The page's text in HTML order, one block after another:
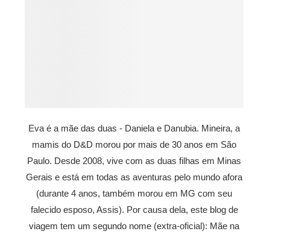
Eva é a mãe das duas - Daniela e Danubia. Mineira, a
mamis do D&D morou por mais de 30 anos em São
Paulo. Desde 2008, vive com as duas filhas em Minas
Gerais e está em todas as aventuras pelo mundo afora
(durante 4 anos, também morou em MG com seu
falecido esposo, Assis). Por causa dela, este blog de
viagem tem um segundo nome (extra-oficial): Mãe na